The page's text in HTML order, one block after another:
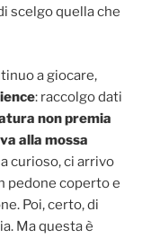
scelgo quella che
a giocare,
: raccolgo dati
non premia
alla mossa
curioso, ci arrivo
pedone coperto e
Poi, certo, di
Ma questa è